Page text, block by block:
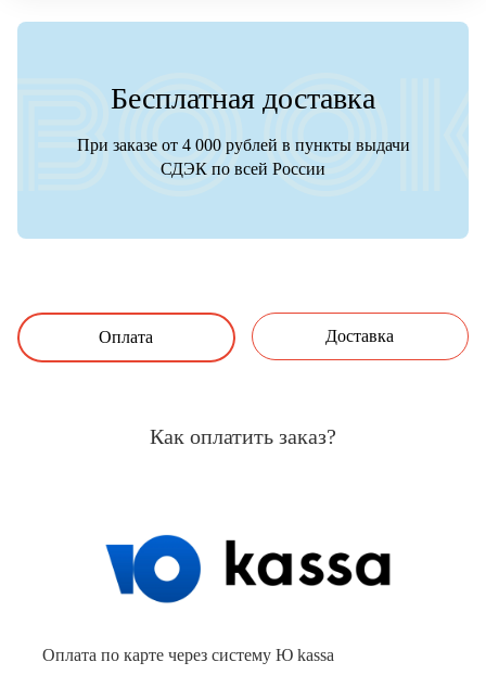
Бесплатная доставка
При заказе от 4 000 рублей в пункты выдачи
СДЭК по всей России
Оплата Доставка
Как оплатить заказ?
Оплата по карте через систему Ю kassa